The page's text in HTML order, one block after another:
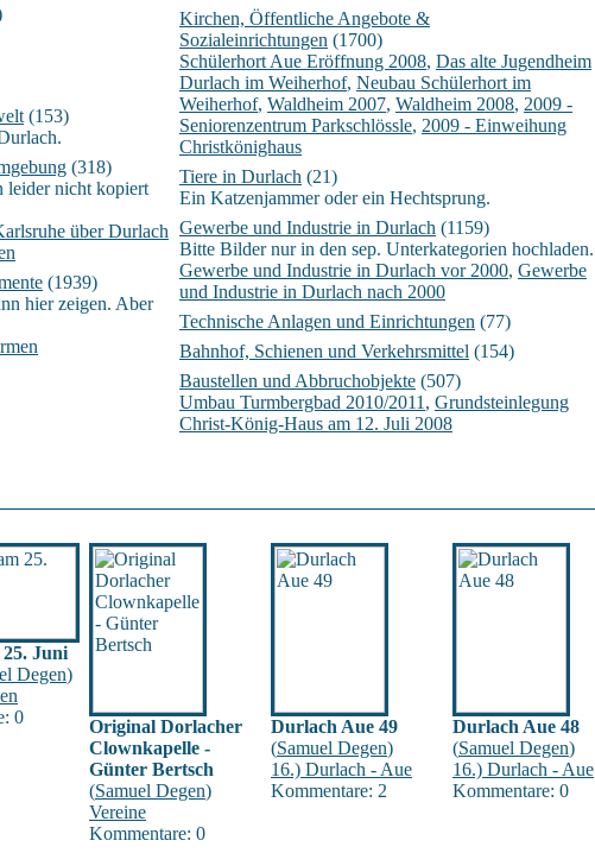
(153)
(318)
leider nicht kopiert
über Durlach
(1939)
hier zeigen. Aber
Kirchen, Öffentliche Angebote &
Sozialeinrichtungen (1700)
Schülerhort Aue Eröffnung 2008, Das alte Jugendheim
Durlach im Weiherhof, Neubau Schülerhort im
Weiherhof, Waldheim 2007, Waldheim 2008, 2009 -
Seniorenzentrum Parkschlössle, 2009 - Einweihung
Christkönighaus
Tiere in Durlach (21)
Ein Katzenjammer oder ein Hechtsprung.
Gewerbe und Industrie in Durlach (1159)
Bitte Bilder nur in den sep. Unterkategorien hochladen.
Gewerbe und Industrie in Durlach vor 2000, Gewerbe
und Industrie in Durlach nach 2000
Technische Anlagen und Einrichtungen (77)
Bahnhof, Schienen und Verkehrsmittel (154)
Baustellen und Abbruchobjekte (507)
Umbau Turmbergbad 2010/2011 , Grundsteinlegung
Christ-König-Haus am 12. Juli 2008
25. Juni
Degen)
0
Original Dorlacher
Clownkapelle -
Günter Bertsch
(Samuel Degen)
Vereine
Kommentare: 0
Durlach Aue 49
(Samuel Degen)
16.) Durlach - Aue
Kommentare: 2
Durlach Aue 48
(Samuel Degen)
16.) Durlach - Aue
Kommentare: 0